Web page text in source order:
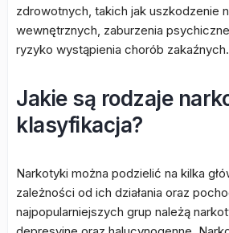
zdrowotnych, takich jak uszkodzenie
wewnętrznych, zaburzenia
ryzyko wystąpienia chorób zakaźnych.
Jakie są rodzaje
klasyfikacja?
Narkotyki można podzielić na kilka
zależności od ich działania oraz
najpopularniejszych grup należą